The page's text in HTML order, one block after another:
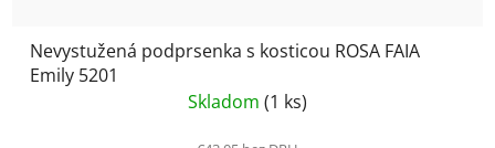
Nevystužená podprsenka s kosticou ROSA FAIA
Emily 5201
Skladom (1 ks)